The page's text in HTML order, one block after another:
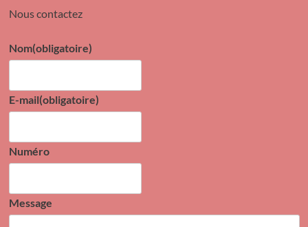
Nous contactez
Nom(obligatoire)
E-mail(obligatoire)
Numéro
Message